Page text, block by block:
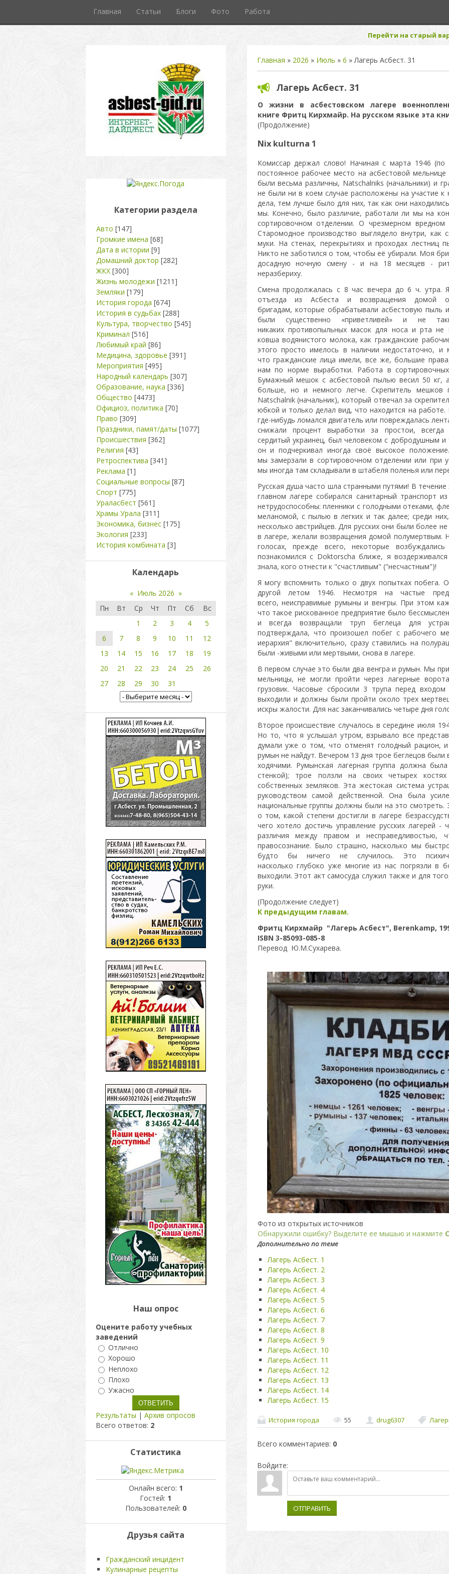
Главная Статьи Блоги Фото Работа
Перейти на старый
Главная » 2026 » Июль » 6 » Лагерь Асбест. 31
Лагерь Асбест. 31
О жизни в асбестовском лагере
книге Фритц Кирхмайр. На русском языке эта
(Продолжение)
Nix kulturna 1
Комиссар держал слово! Начиная с марта 1946
постоянное рабочее место на асбестовой
были весьма различны, Natschalniks (начальники) и
не были ни в коем случае расположены на участие
дела, тем лучше было для них, так как они
мы. Конечно, было различие, работали ли мы на
сортировочном отделении. О чрезмерном
Старомодное производство выглядело внутри, как
муки. На стенах, перекрытиях и проходах лестниц
Никто не заботился о том, чтобы её убирали. Моя
досадную ночную смену - и на 18 месяцев -
неразбериху.
Смена продолжалась с 8 час вечера до 6 ч. утра.
отъезда из Асбеста и возвращения домой
бригадам, которые обрабатывали асбестовую пыль
были существенно «приветливей» и не
никаких противопыльных масок для носа и рта
ковша водянистого молока, как гражданские
этого просто имелось в наличии недостаточно,
что гражданские лица имели, все же, большие
нам по норме выработки. Работа в
Бумажный мешок с асбестовой пылью весил 50 кг,
больше, но и немного легче. Скрепитель мешков
Natschalnik (начальник), который отвечал за
юбкой и только делал вид, что находится на работе.
где-нибудь ломался двигатель или повреждалась
снижали процент выработки за простои,
сердитый украинец, был человеком с добродушным
он и подчеркивал иногда своё высокое
мы замерзали в сортировочном отделении или при
мы иногда там складывали в штабеля поленья или
Русская душа часто шла странными путями! В
главном лагере собирался санитарный транспорт
нетрудоспособны: пленники с голодными отеками,
меланомой, с пылью в легких и так далее; среди
несколько австрийцев. Для русских они были более
в лагере, желали возвращения домой полумертвым.
голосах, прежде всего, некоторые
познакомился с Doktorscha ближе, я
знала, кого отнести к "счастливым" ("несчастным")!
Я могу вспомнить только о двух попытках побега.
другой летом 1946. Несмотря на частые
всего, неисправимые румыны и венгры. При этом
что такое рискованное предприятие было
и всегда возвращали труп беглеца для
подтверждала, что произошел побег с рабочего
иерархия" включительно, сразу ставились на
были -живыми или мертвыми, снова в лагере.
В первом случае это были два венгра и румын. Мы
мельницы, не могли пройти через лагерные
грузовик. Часовые сбросили 3 трупа перед
выходили и должны были пройти около трех
искры жалости. Для нас заканчивались четыре дня
Второе происшествие случалось в середине июля
Но то, что я услышал утром, взрывало все
думали уже о том, что отменят голодный рацион,
румын не найдут. Вечером 13 дня трое беглецов
ходячими. Румынская лагерная группа должна
стенкой); трое ползли на своих четырех
собственных земляков. Эта жестокая система
руководством самой действенной. Она была
национальные группы должны были на это
о том, какой степени достигли в лагере
чего хотело достичь управление русских лагерей
различия между правом и несправедливостью,
правосознание. Было страшно, насколько мы
будто бы ничего не случилось. Это
насколько глубоко уже многие из нас погрязли в
выходили. Этот акт самосуда служил также и для
руки.
(Продолжение следует)
К предыдущим главам.
Фритц Кирхмайр "Лагерь Асбест", Berenkamp,
ISBN 3-85093-085-8
Перевод Ю.М.Сухарева.
Фото из открытых источников
Обнаружили ошибку? Выделите ее мышью и нажмите
Дополнительно по теме
Лагерь Асбест. 1
Лагерь Асбест. 2
Лагерь Асбест. 3
Лагерь Асбест. 4
Лагерь Асбест. 5
Лагерь Асбест. 6
Лагерь Асбест. 7
Лагерь Асбест. 8
Лагерь Асбест. 9
Лагерь Асбест. 10
Лагерь Асбест. 11
Лагерь Асбест. 12
Лагерь Асбест. 13
Лагерь Асбест. 14
Лагерь Асбест. 15
История города 55 drug6307
Всего комментариев: 0
Войдите:
ОТПРАВИТЬ
Категории раздела
Авто [147]
Громкие имена [68]
Дата в истории [9]
Домашний доктор [282]
ЖКХ [300]
Жизнь молодежи [1211]
Земляки [179]
История города [674]
История в судьбах [288]
Культура, творчество [545]
Криминал [516]
Любимый край [86]
Медицина, здоровье [391]
Мероприятия [495]
Народный календарь [307]
Образование, наука [336]
Общество [4473]
Официоз, политика [70]
Право [309]
Праздники, памят/даты [1077]
Происшествия [362]
Религия [43]
Ретроспектива [341]
Реклама [1]
Социальные вопросы [87]
Спорт [775]
Ураласбест [561]
Храмы Урала [311]
Экономика, бизнес [175]
Экология [233]
История комбината [3]
Календарь
« Июль 2026 »
Пн
Вт Ср Чт Пт Сб
Вс
1
2 3 4
5
6
7 8 9 10 11
12
13
14 15 16 17 18
19
20
21 22 23 24 25
26
27
28 29 30 31
Наш опрос
Оцените работу учебных
заведений
Отлично
Хорошо
Неплохо
Плохо
Ужасно
Результаты | Архив опросов
Всего ответов: 2
Статистика
Онлайн всего: 1
Гостей: 1
Пользователей: 0
Друзья сайта
Гражданский инцидент
Кулинарные рецепты